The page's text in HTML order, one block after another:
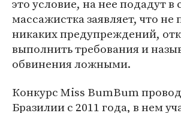
это условие, на нее подадут в
массажистка заявляет, что не
никаких предупреждений,
выполнить требования и
обвинения ложными.
Конкурс Miss BumBum
Бразилии с 2011 года, в нем